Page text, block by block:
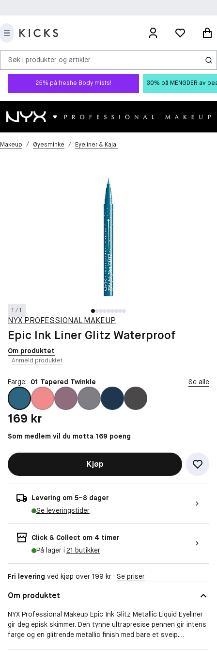
Søk i produkter og artikler
25% på freshe Body mists! 30% på MENGDER av
Makeup / Øyesminke / Eyeliner & Kajal
1 / 1
NYX PROFESSIONAL MAKEUP
Epic Ink Liner Glitz Waterproof
Om produktet
Anmeld produktet
Farge: 01 Tapered Twinkle Se alle
Pris: 169 kr
169 kr
Som medlem vil du motta 169 poeng
Kjøp
Levering om 5–8 dager
Se leveringstider
Click & Collect om 4 timer
På lager i 21 butikker
Fri levering ved kjøp over 199 kr · Se priser
Om produktet
NYX Professional Makeup Epic Ink Glitz Metallic Liquid Eyeliner
gir deg episk skimmer. Den tynne ultrapresise pennen gir intens
farge og en glitrende metallic finish med bare et sveip.